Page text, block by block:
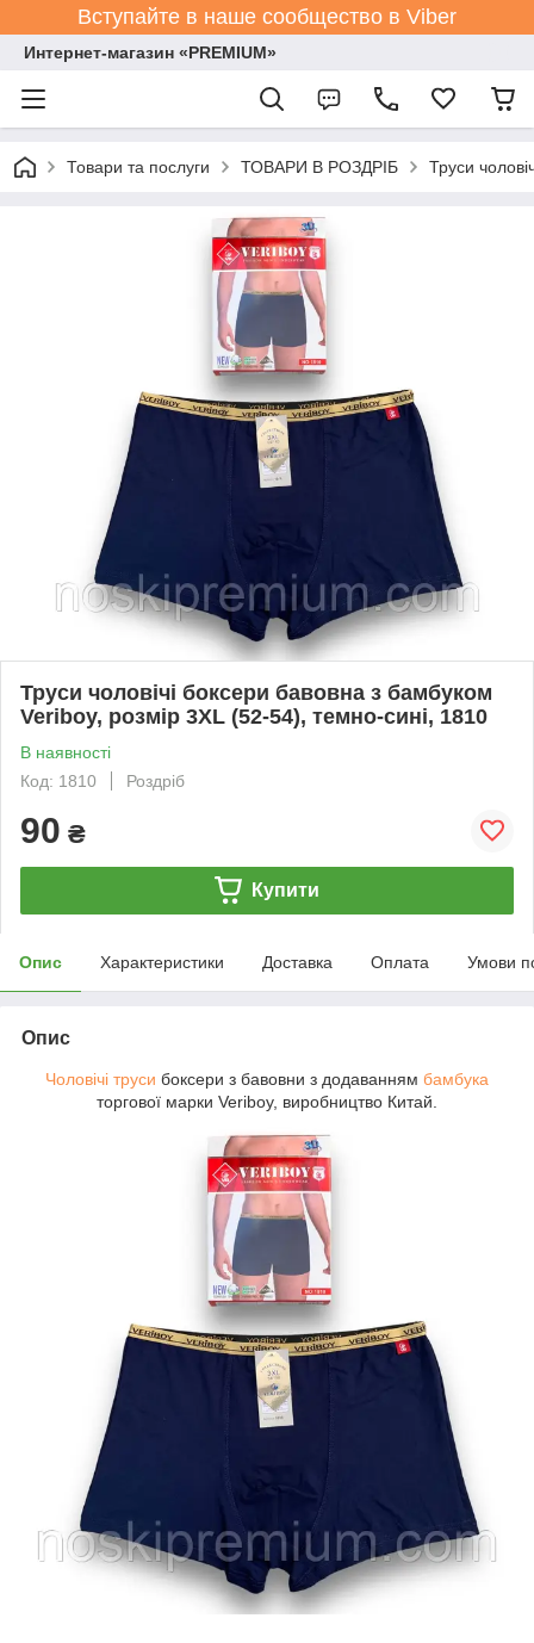
Вступайте в наше сообщество в Viber
Интернет-магазин «PREMIUM»
Товари та послуги ТОВАРИ В РОЗДРІБ Труси
Труси чоловічі боксери бавовна з бамбуком
Veriboy, розмір 3XL (52-54), темно-сині, 1810
В наявності
Код: 1810
Роздріб
90 ₴
Купити
Опис Характеристики Доставка Оплата Умови
Опис
Чоловічі труси боксери з бавовни з додаванням бамбука
торгової марки Veriboy, виробництво Китай.